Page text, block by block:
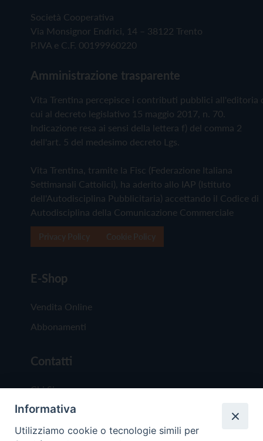
Società Cooperativa
Via Monsignor Endrici, 14 – 38122 Trento
P.IVA e C.F. 00199960220
Amministrazione trasparente
Vita Trentina percepisce i contributi pubblici all'editoria
cui al decreto legislativo 15 maggio 2017, n. 70.
Indicazione resa ai sensi della lettera f) del comma 2
dell'art. 5 del medesimo decreto Lgs.
Vita Trentina, tramite la Fisc (Federazione Italiana
Settimanali Cattolici), ha aderito allo IAP (Istituto
dell'Autodisciplina Pubblicitaria) accettando il Codice di
Autodisciplina della Comunicazione Commerciale
E-Shop
Vendita Online
Abbonamenti
Contatti
Chi Siamo
Redazione
Scrivici
Informativa
Utilizziamo cookie o tecnologie simili per